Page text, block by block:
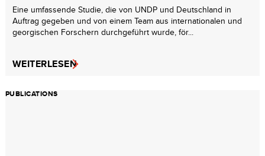
Eine umfassende Studie, die von UNDP und Deutschland in
Auftrag gegeben und von einem Team aus internationalen und
georgischen Forschern durchgeführt wurde, för...
WEITERLESEN
PUBLICATIONS